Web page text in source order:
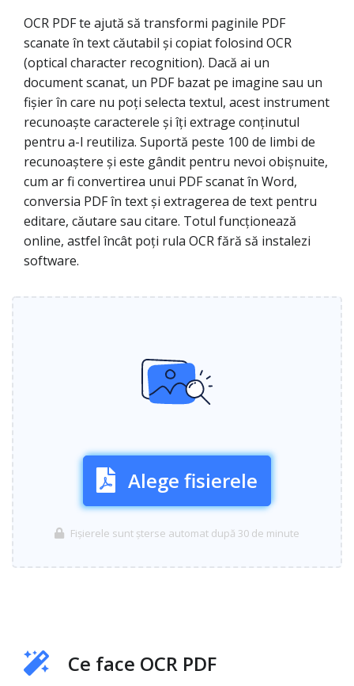
OCR PDF te ajută să transformi paginile PDF
scanate în text căutabil și copiat folosind OCR
(optical character recognition). Dacă ai un
document scanat, un PDF bazat pe imagine sau un
fișier în care nu poți selecta textul, acest instrument
recunoaște caracterele și îți extrage conținutul
pentru a-l reutiliza. Suportă peste 100 de limbi de
recunoaștere și este gândit pentru nevoi obișnuite,
cum ar fi convertirea unui PDF scanat în Word,
conversia PDF în text și extragerea de text pentru
editare, căutare sau citare. Totul funcționează
online, astfel încât poți rula OCR fără să instalezi
software.
Alege fisierele
Fișierele sunt șterse automat după 30 de minute
Ce face OCR PDF